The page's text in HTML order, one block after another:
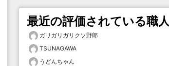
最近の評価されている職人
ガリガリガリクソ野郎
TSUNAGAWA
うどんちゃん